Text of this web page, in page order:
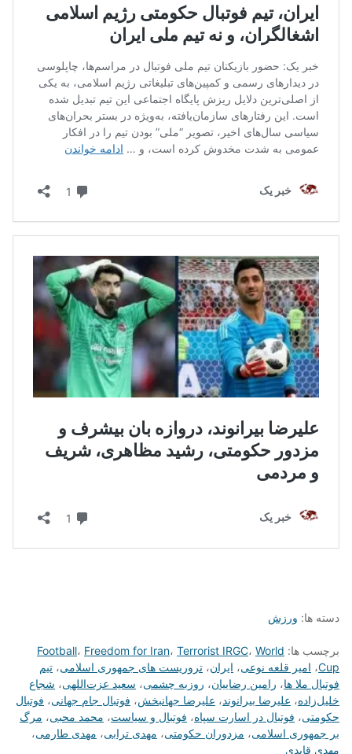
دسته ها: ورزش
برچسب ها: Football، Freedom for Iran، Terrorist IRGC، World
Cup، امیر قلعه نوعی، ایران، تروریست های جمهوری اسلامی، تیم
فوتبال ملا ها، رامین رضاییان، روزبه چشمی، سعید عزت‌اللهی، شجاع
خلیل‌زاده، علیرضا بیرانوند، علیرضا جهانبخش، فوتبال جام جهانی، فوتبال
حکومتی، فوتبال در اسارت سپاه، فوتبال و سیاست، محمد محبی، مرگ
بر جمهوری اسلامی، مزدوران حکومتی، مهدی ترابی، مهدی طارمی،
مهدی قایدی